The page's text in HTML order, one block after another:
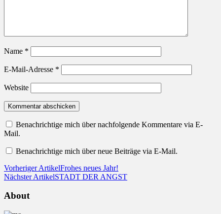
Name *
E-Mail-Adresse *
Website
Benachrichtige mich über nachfolgende Kommentare via E-
Mail.
Benachrichtige mich über neue Beiträge via E-Mail.
Vorheriger ArtikelFrohes neues Jahr!
Nächster ArtikelSTADT DER ANGST
About